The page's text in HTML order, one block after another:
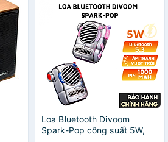
Loa Bluetooth Divoom
Spark-Pop công suất 5W,